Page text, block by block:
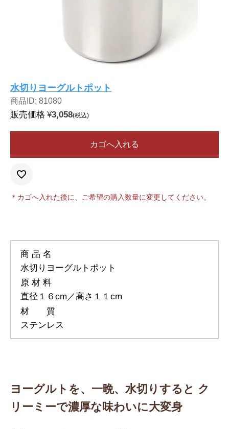
水切りヨーグルトポット
商品ID: 81080
販売価格 ¥3,058 税込
カゴへ入れる
＊カゴへ入れた後に、ご希望の購入数量に変更してください。
商 品 名
水切りヨーグルトポット
原 材 料
直径１６cm／高さ１１cm
材 質
ステンレス
ヨーグルトを、一晩、水切りすると ク
リーミーで濃厚な味わいに大変身